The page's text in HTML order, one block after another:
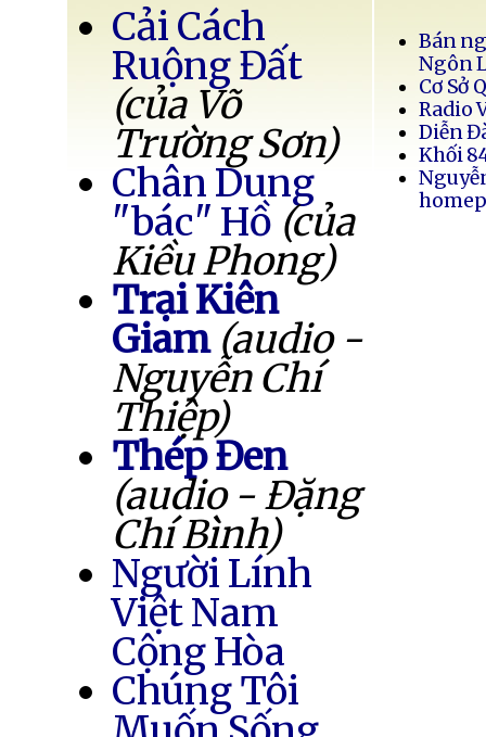
Cải Cách
Ruộng Đất
(của Võ
Trường Sơn)
Chân Dung
"bác" Hồ (của
Kiều Phong)
Trại Kiên
Giam (audio -
Nguyễn Chí
Thiệp)
Thép Đen
(audio - Đặng
Chí Bình)
Người Lính
Việt Nam
Cộng Hòa
Chúng Tôi
Bán
Ngôn
Cơ Sở
Radio
Diễn
Khối